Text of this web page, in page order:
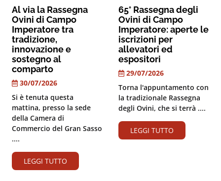
Al via la Rassegna
Ovini di Campo
Imperatore tra
tradizione,
innovazione e
sostegno al
comparto
30/07/2026
Si è tenuta questa
mattina, presso la sede
della Camera di
Commercio del Gran Sasso
....
LEGGI TUTTO
65° Rassegna degli
Ovini di Campo
Imperatore: aperte le
iscrizioni per
allevatori ed
espositori
29/07/2026
Torna l'appuntamento con
la tradizionale Rassegna
degli Ovini, che si terrà ....
LEGGI TUTTO